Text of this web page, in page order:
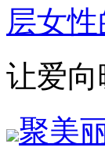
层女
让爱向
聚美